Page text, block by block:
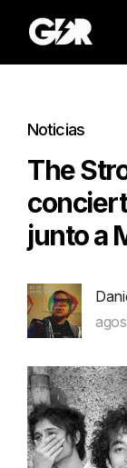
Noticias
The
junto a